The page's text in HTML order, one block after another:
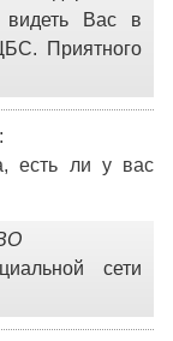
Вас в
Приятного
:
есть ли у вас
сети